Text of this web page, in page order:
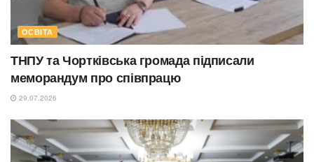
ОСВІТА
ТНПУ та Чортківська громада підписали
меморандум про співпрацю
29.07.2026